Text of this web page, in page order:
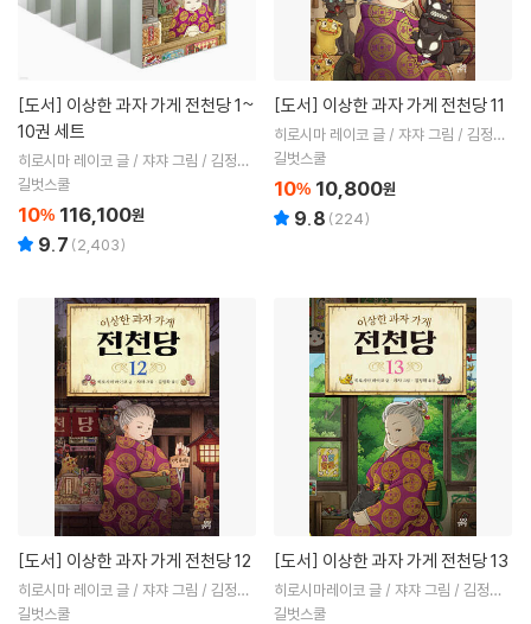
[도서]
10권 세트
히로시마 레이코 글 / 쟈쟈 그림 / 김정화
역
길벗스쿨
10% 116,100원
9.7 (2,403)
[도서] 이상한 과자 가게 전천당 11
히로시마 레이코 글 / 쟈쟈 그림 / 김정화
역
길벗스쿨
10% 10,800원
9.8 (224)
[도서] 이상한 과자 가게 전천당 12
히로시마 레이코 글 / 쟈쟈 그림 / 김정화
역
길벗스쿨
[도서] 이상한 과자 가게 전천당 13
히로시마레이코 글 / 쟈쟈 그림 / 김정화
역
길벗스쿨